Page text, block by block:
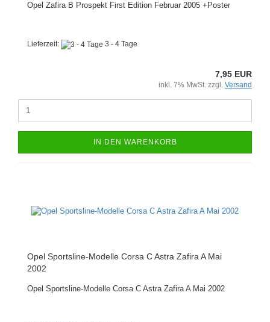
Opel Zafira B Prospekt First Edition Februar 2005 +Poster
Lieferzeit: 3 - 4 Tage
7,95 EUR
inkl. 7% MwSt. zzgl. Versand
IN DEN WARENKORB
Opel Sportsline-Modelle Corsa C Astra Zafira A Mai
2002
Opel Sportsline-Modelle Corsa C Astra Zafira A Mai 2002